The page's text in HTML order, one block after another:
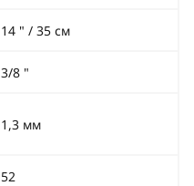
14 " / 35 см
3/8 "
1,3 мм
52